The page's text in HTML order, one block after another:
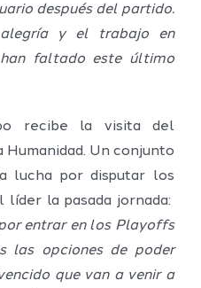
después del partido.
y el trabajo en
faltado este último
recibe la visita del
Humanidad. Un conjunto
lucha por disputar los
la pasada jornada:
entrar en los Playoffs
las opciones de poder
que van a venir a